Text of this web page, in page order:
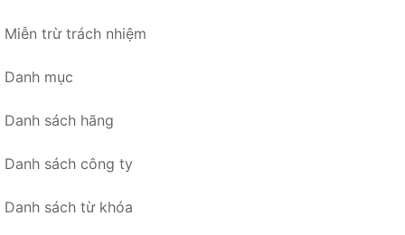
Miễn trừ trách nhiệm
Danh mục
Danh sách hãng
Danh sách công ty
Danh sách từ khóa